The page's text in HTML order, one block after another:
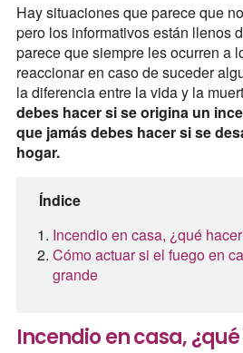
Hay situaciones que parece que
pero los informativos están llenos
parece que siempre les ocurren a
reaccionar en caso de suceder
la diferencia entre la vida y la
debes hacer si se origina un
que jamás debes hacer si se
hogar.
Índice
Incendio en casa, ¿qué
Cómo actuar si el fuego en
grande
Incendio en casa,